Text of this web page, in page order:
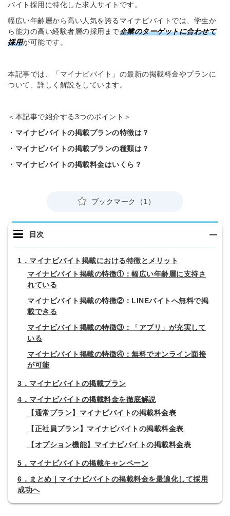
バイト採用に特化した求人サイトです。
幅広い年齢層から高い人気を誇るマイナビバイトでは、学生か
ら能力の高い経験者層の採用まで企業のターゲットに合わせて
採用が可能です。
本記事では、「マイナビバイト」の最新の掲載料金やプランに
ついて、詳しく解説をしています。
＜本記事で紹介する3つのポイント＞
・マイナビバイトの掲載プランの特徴は？
・マイナビバイトの掲載プランの種類は？
・マイナビバイトの掲載料金はいくら？
ブックマーク（1）
目次
1．マイナビバイト掲載における特徴とメリット
マイナビバイト掲載の特徴①：幅広い年齢層に支持さ
れている
マイナビバイト掲載の特徴②：LINEバイトへ無料で掲
載できる
マイナビバイト掲載の特徴③：「アプリ」が充実して
いる
マイナビバイト掲載の特徴④：無料でオンライン面接
が可能
3．マイナビバイトの掲載プラン
4．マイナビバイトの掲載料金を徹底解説
【通常プラン】マイナビバイトの掲載料金表
【正社員プラン】マイナビバイトの掲載料金表
【オプション機能】マイナビバイトの掲載料金表
5．マイナビバイトの掲載キャンペーン
6．まとめ｜マイナビバイトの掲載料金を最適化して採用
成功へ